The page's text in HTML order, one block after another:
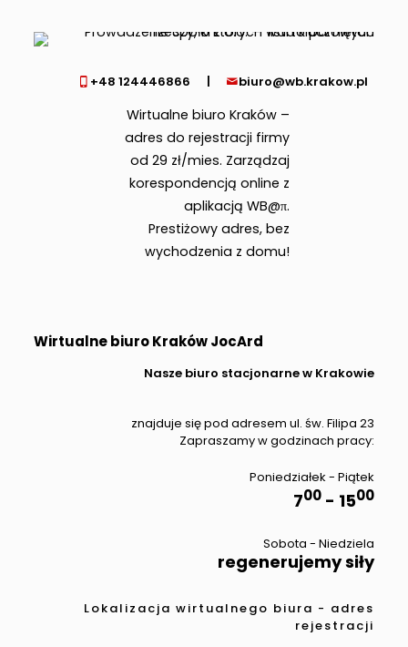
+48 124446866 | biuro@wb.krakow.pl
Wirtualne biuro Kraków –
adres do rejestracji firmy
od 29 zł/mies. Zarządzaj
korespondencją online z
aplikacją WB@π.
Prestiżowy adres, bez
wychodzenia z domu!
Wirtualne biuro Kraków JocArd
Nasze biuro stacjonarne w Krakowie
znajduje się pod adresem ul. św. Filipa 23
Zapraszamy w godzinach pracy:
Poniedziałek - Piątek
700 - 1500
Sobota - Niedziela
regenerujemy siły
Lokalizacja wirtualnego biura - adres
rejestracji